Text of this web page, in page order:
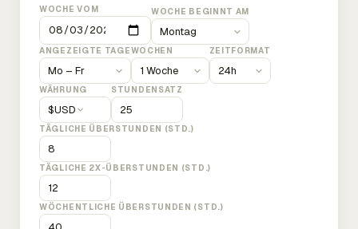
WOCHE VOM WOCHE BEGINNT AM
ANGEZEIGTE TAGEWOCHEN ZEITFORMAT
WÄHRUNG
$USD
STUNDENSATZ
TÄGLICHE ÜBERSTUNDEN (STD.)
TÄGLICHE 2X-ÜBERSTUNDEN (STD.)
WÖCHENTLICHE ÜBERSTUNDEN (STD.)